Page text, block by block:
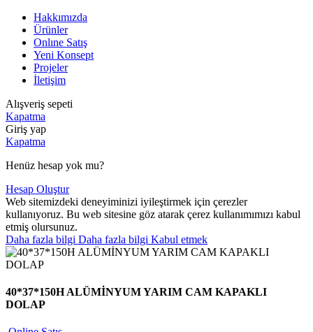
Hakkımızda
Ürünler
Onlıne Satış
Yeni Konsept
Projeler
İletişim
Alışveriş sepeti
Kapatma
Giriş yap
Kapatma
Henüz hesap yok mu?
Hesap Oluştur
Web sitemizdeki deneyiminizi iyileştirmek için çerezler
kullanıyoruz. Bu web sitesine göz atarak çerez kullanımımızı kabul
etmiş olursunuz.
Daha fazla bilgi Daha fazla bilgi Kabul etmek
40*37*150H ALÜMİNYUM YARIM CAM KAPAKLI
DOLAP